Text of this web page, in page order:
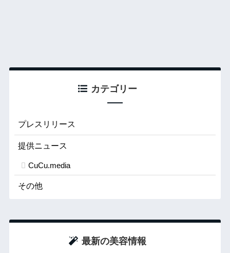
カテゴリー
プレスリリース
提供ニュース
CuCu.media
その他
最新の美容情報